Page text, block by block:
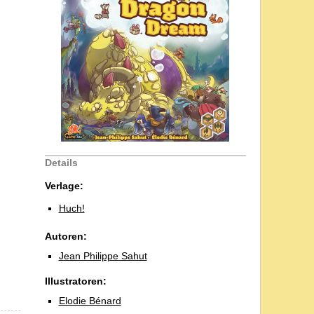
Details
Verlage:
Huch!
Autoren:
Jean Philippe Sahut
Illustratoren:
Elodie Bénard